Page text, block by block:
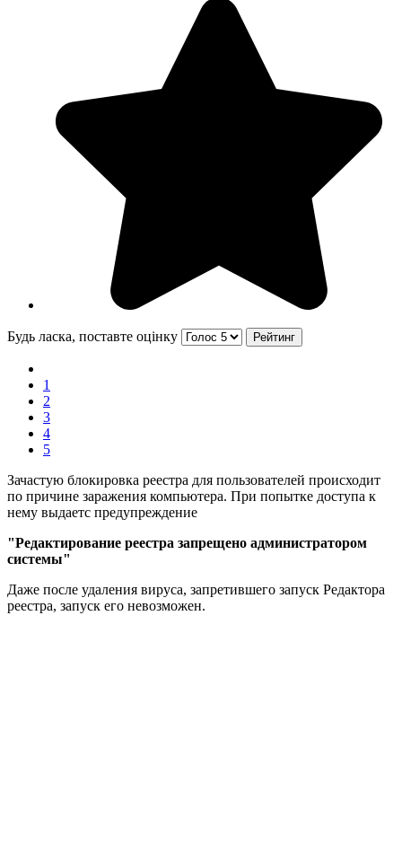
Будь ласка, поставте оцінку
1
2
3
4
5
Зачастую блокировка реестра для пользователей происходит
по причине заражения компьютера. При попытке доступа к
нему выдаетс предупреждение
"Редактирование реестра запрещено администратором
системы"
Даже после удаления вируса, запретившего запуск Редактора
реестра, запуск его невозможен.